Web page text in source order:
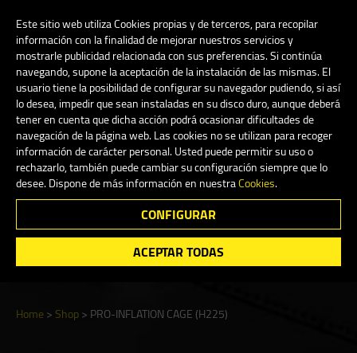
Este sitio web utiliza Cookies propias y de terceros, para recopilar
información con la finalidad de mejorar nuestros servicios y
mostrarle publicidad relacionada con sus preferencias. Si continúa
navegando, supone la aceptación de la instalación de las mismas. El
usuario tiene la posibilidad de configurar su navegador pudiendo, si así
lo desea, impedir que sean instaladas en su disco duro, aunque deberá
tener en cuenta que dicha acción podrá ocasionar dificultades de
navegación de la página web. Las cookies no se utilizan para recoger
información de carácter personal. Usted puede permitir su uso o
rechazarlo, también puede cambiar su configuración siempre que lo
desee. Dispone de más información en nuestraCookies.
CONFIGURAR
ACEPTAR TODAS
My Account
English
Shop
Search
Home>Shop>PRO-INFLATION CAGE (H225)